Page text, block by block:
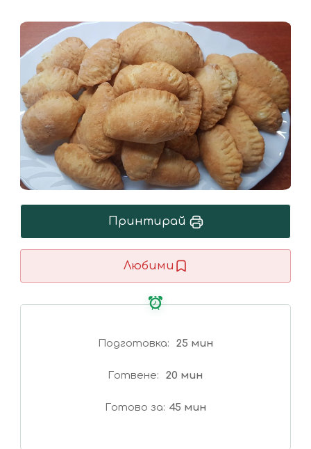
Принтирай
Любими
Подготовка 25 мин
Готвене 20 мин
Готово за 45 мин